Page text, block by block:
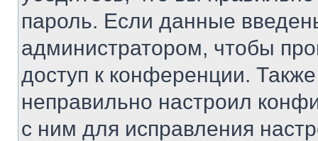
пароль. Если данные
администратором, чтобы
доступ к конференции.
неправильно настроил
с ним для исправления